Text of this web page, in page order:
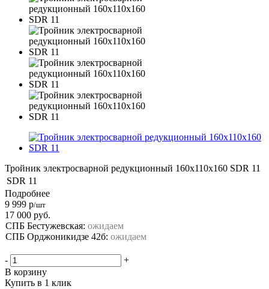
Тройник электросварной редукционный 160х110х160 SDR 11
SDR 11
Подробнее
9 999 р/шт
17 000 руб.
СПБ Бестужевская: ожидаем
СПБ Орджоникидзе 42б: ожидаем
-
+
В корзину
Купить в 1 клик